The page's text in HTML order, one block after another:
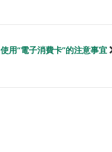
使用“電子消費卡”的注意事宜